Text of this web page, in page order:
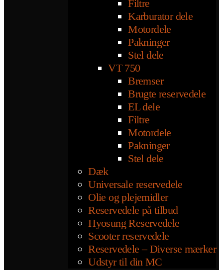
Filtre
Karburator dele
Motordele
Pakninger
Stel dele
VT 750
Bremser
Brugte reservedele
EL dele
Filtre
Motordele
Pakninger
Stel dele
Dæk
Universale reservedele
Olie og plejemidler
Reservedele på tilbud
Hyosung Reservedele
Scooter reservedele
Reservedele – Diverse mærker
Udstyr til din MC